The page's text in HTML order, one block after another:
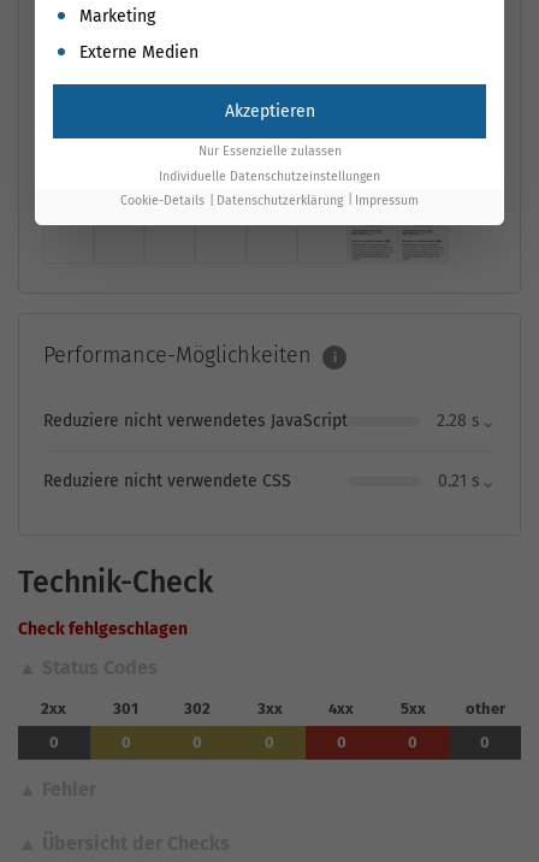
Leistungsmessung
5,6 s
Largest Contentful
Paint
s
Performance-Möglichkeiten i
Reduziere nicht verwendetes JavaScript 2.28 s ⌄
Reduziere nicht verwendete CSS 0.21 s ⌄
Technik-Check
Check fehlgeschlagen
2xx 301 302 3xx 4xx 5xx
other
0
0 0 0 0 0 0
Marketing
Externe Medien
Akzeptieren
Nur Essenzielle zulassen
Individuelle Datenschutzeinstellungen
Cookie-Details
Datenschutzerklärung Impressum